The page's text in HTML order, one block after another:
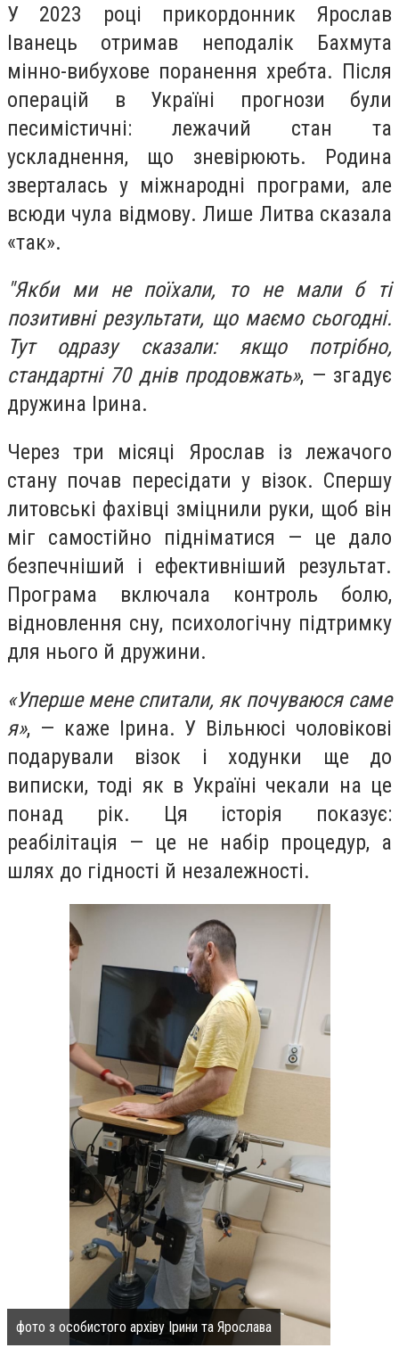
У 2023 році прикордонник Ярослав
Іванець отримав неподалік Бахмута
мінно-вибухове поранення хребта. Після
операцій в Україні прогнози були
песимістичні: лежачий стан та
ускладнення, що зневірюють. Родина
зверталась у міжнародні програми, але
всюди чула відмову. Лише Литва сказала
«так».
"Якби ми не поїхали, то не мали б ті
позитивні результати, що маємо сьогодні.
Тут одразу сказали: якщо потрібно,
стандартні 70 днів продовжать», — згадує
дружина Ірина.
Через три місяці Ярослав із лежачого
стану почав пересідати у візок. Спершу
литовські фахівці зміцнили руки, щоб він
міг самостійно підніматися — це дало
безпечніший і ефективніший результат.
Програма включала контроль болю,
відновлення сну, психологічну підтримку
для нього й дружини.
«Уперше мене спитали, як почуваюся саме
я», — каже Ірина. У Вільнюсі чоловікові
подарували візок і ходунки ще до
виписки, тоді як в Україні чекали на це
понад рік. Ця історія показує:
реабілітація — це не набір процедур, а
шлях до гідності й незалежності.
фото з особистого архіву Ірини та Ярослава